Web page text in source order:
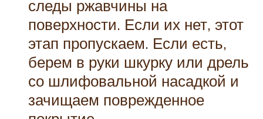
следы ржавчины на
поверхности. Если их нет, этот
этап пропускаем. Если есть,
берем в руки шкурку или дрель
со шлифовальной насадкой и
зачищаем поврежденное